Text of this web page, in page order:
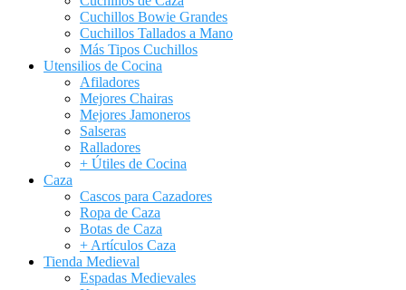
Cuchillos Bowie Grandes
Cuchillos Tallados a Mano
Más Tipos Cuchillos
Utensilios de Cocina
Afiladores
Mejores Chairas
Mejores Jamoneros
Salseras
Ralladores
+ Útiles de Cocina
Caza
Cascos para Cazadores
Ropa de Caza
Botas de Caza
+ Artículos Caza
Tienda Medieval
Espadas Medievales